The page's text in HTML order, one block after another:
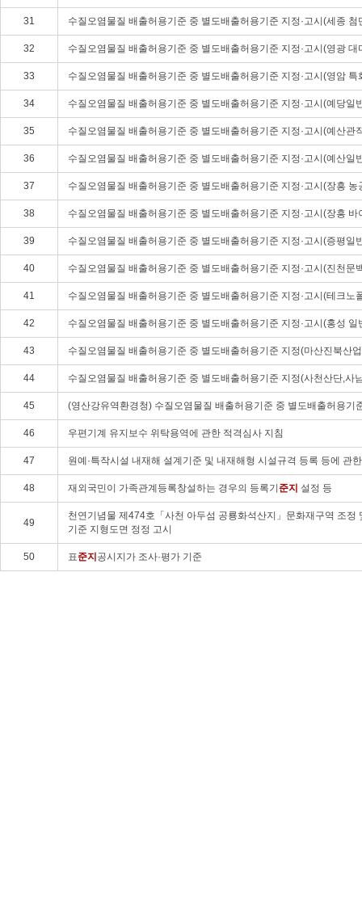
31 수질오염물질 배출허용기준 중 별도배출허용기준 지정·고시(세종
32 수질오염물질 배출허용기준 중 별도배출허용기준 지정·고시(영광 대
33 수질오염물질 배출허용기준 중 별도배출허용기준 지정·고시(영암 특
34 수질오염물질 배출허용기준 중 별도배출허용기준 지정·고시(예당일
35 수질오염물질 배출허용기준 중 별도배출허용기준 지정·고시(예산관
36 수질오염물질 배출허용기준 중 별도배출허용기준 지정·고시(예산일
37 수질오염물질 배출허용기준 중 별도배출허용기준 지정·고시(장흥 농
38 수질오염물질 배출허용기준 중 별도배출허용기준 지정·고시(장흥
39 수질오염물질 배출허용기준 중 별도배출허용기준 지정·고시(증평일
40 수질오염물질 배출허용기준 중 별도배출허용기준 지정·고시(진천문
41 수질오염물질 배출허용기준 중 별도배출허용기준 지정·고시(테크노
42 수질오염물질 배출허용기준 중 별도배출허용기준 지정·고시(홍성 일
43 수질오염물질 배출허용기준 중 별도배출허용기준 지정(마산진북산
44 수질오염물질 배출허용기준 중 별도배출허용기준 지정(사천산단,사
45 (영산강유역환경청) 수질오염물질 배출허용기준 중 별도배출허용기
46 우편기계 유지보수 위탁용역에 관한 적격심사 지침
47 원예·특작시설 내재해 설계기준 및 내재해형 시설규격 등록 등에 관
48 재외국민이 가족관계등록창설하는 경우의 등록기 준지 설정 등
49
천연기념물 제474호「사천 아두섬 공룡화석산지」문화재구역 조
기준 지형도면 정정 고시
50 표준지 공시지가 조사·평가 기준